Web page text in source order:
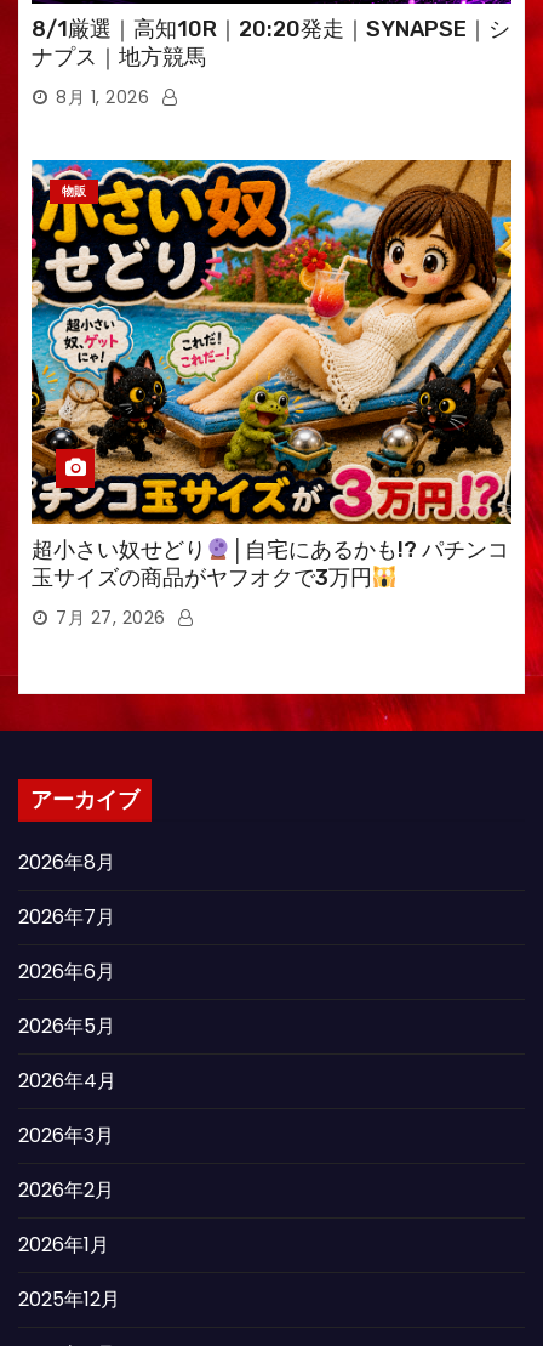
8/1厳選｜高知10R｜20:20発走｜SYNAPSE｜シ
ナプス｜地方競馬
8月 1, 2026
物販
超小さい奴せどり
│自宅にあるかも!? パチンコ
玉サイズの商品がヤフオクで3万円
7月 27, 2026
アーカイブ
2026年8月
2026年7月
2026年6月
2026年5月
2026年4月
2026年3月
2026年2月
2026年1月
2025年12月